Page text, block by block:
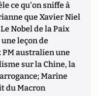
ce qu'on sniffe à
que Xavier Niel
Nobel de la Paix
leçon de
PM australien une
sur la Chine, la
Marine
du Macron